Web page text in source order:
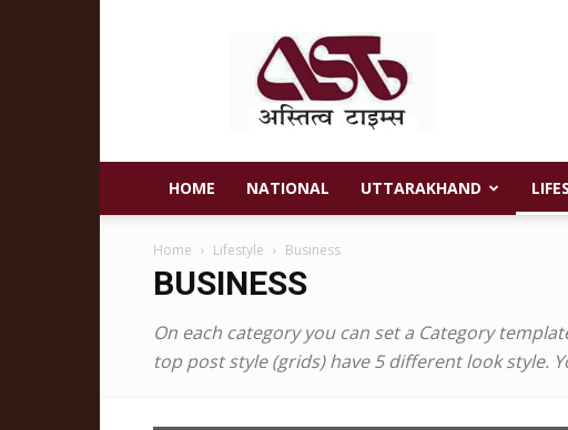
Astitva
Times
HOME NATIONAL UTTARAKHAND
Home Lifestyle Business
BUSINESS
On each category you can set a Category
top post style (grids) have 5 different look style.